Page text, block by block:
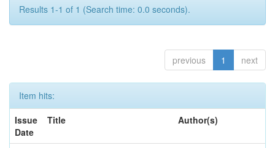
Results 1-1 of 1 (Search time: 0.0 seconds).
previous 1 next
Item hits:
Issue
Date
Title Author(s)